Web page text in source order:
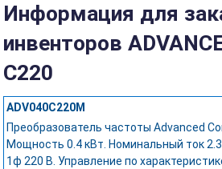
Информация для
инвенторов
C220
ADV040C220M
Преобразователь частоты Advanced
Мощность 0.4 кВт. Номинальный ток
1ф 220 В. Управление по